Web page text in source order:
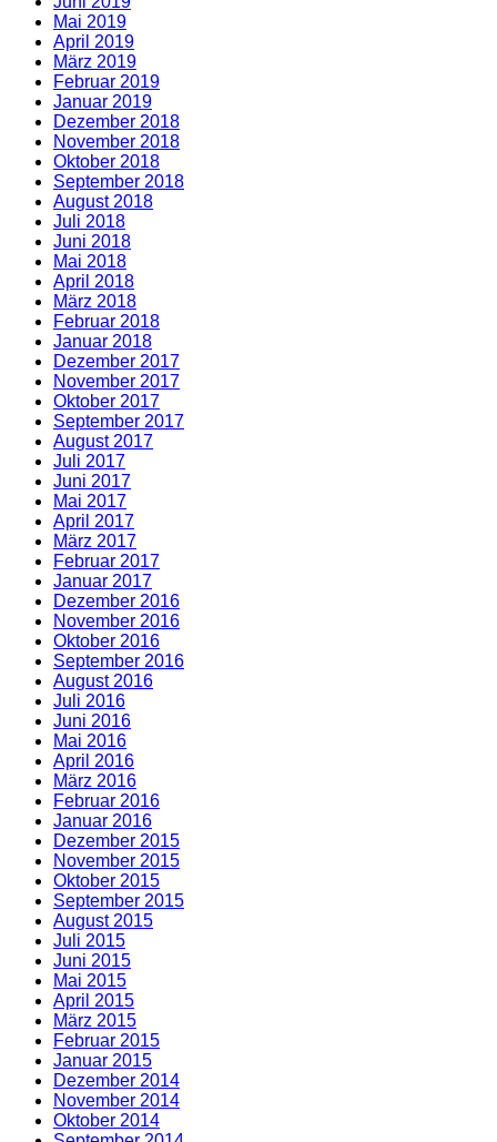
Mai 2019
April 2019
März 2019
Februar 2019
Januar 2019
Dezember 2018
November 2018
Oktober 2018
September 2018
August 2018
Juli 2018
Juni 2018
Mai 2018
April 2018
März 2018
Februar 2018
Januar 2018
Dezember 2017
November 2017
Oktober 2017
September 2017
August 2017
Juli 2017
Juni 2017
Mai 2017
April 2017
März 2017
Februar 2017
Januar 2017
Dezember 2016
November 2016
Oktober 2016
September 2016
August 2016
Juli 2016
Juni 2016
Mai 2016
April 2016
März 2016
Februar 2016
Januar 2016
Dezember 2015
November 2015
Oktober 2015
September 2015
August 2015
Juli 2015
Juni 2015
Mai 2015
April 2015
März 2015
Februar 2015
Januar 2015
Dezember 2014
November 2014
Oktober 2014